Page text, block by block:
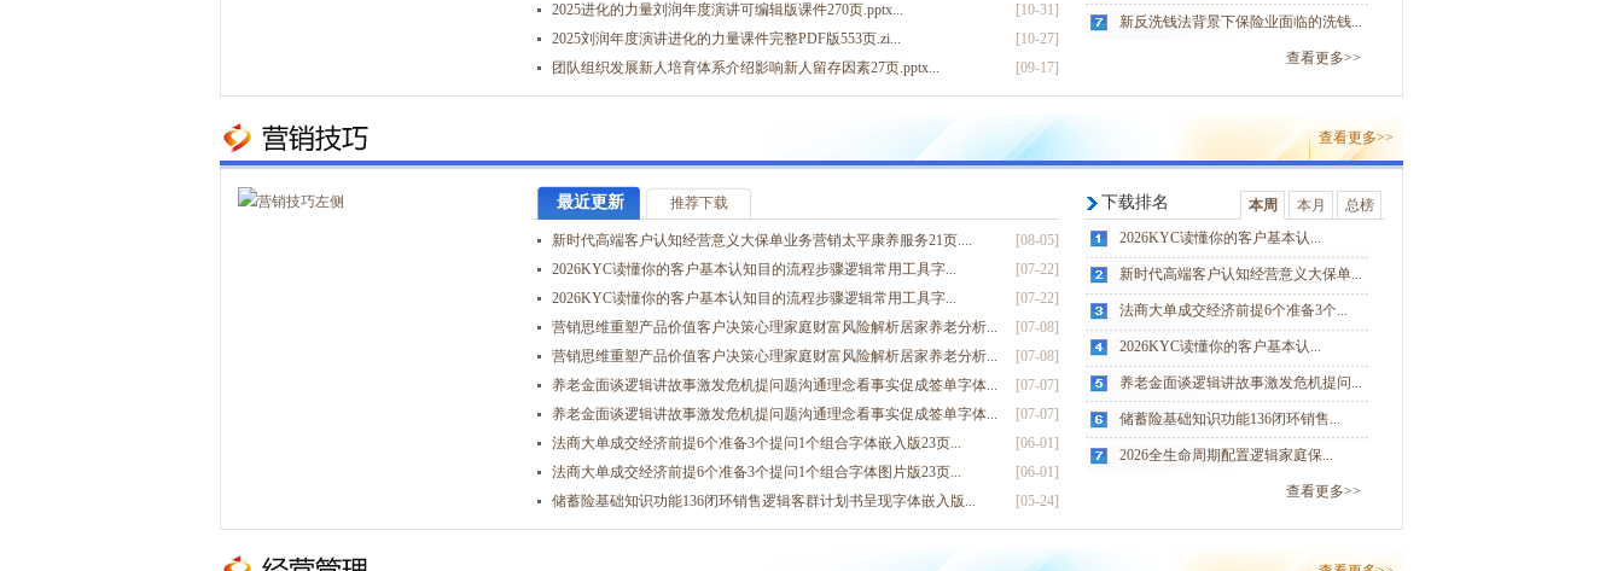
新反洗钱法背景下保险业面临的洗钱...
查看更多>>
[10-31]
2025进化的力量刘润年度演讲可编辑版课件270页.pptx...
[10-27]
2025刘润年度演讲进化的力量课件完整PDF版553页.zi...
[09-17]
团队组织发展新人培育体系介绍影响新人留存因素27页.pptx...
[02-19]
2025保险代理人新定位生存环境巨变提升专业销售力18页.p...
[08-26]
寿险双税优福利政策讲座政策解读规划含备注22页.pptx
拜访了100位客户以后终于知道你为什么不买保险了34页.pp...
[04-14]
银保投保常用规则出单流程介绍保全业务操作双录流程解析35页....
查看更多>>
下载排名 本周 本月
总榜
2026KYC读懂你的客户基本认...
新时代高端客户认知经营意义大保单...
法商大单成交经济前提6个准备3个...
2026KYC读懂你的客户基本认...
养老金面谈逻辑讲故事激发危机提问...
储蓄险基础知识功能136闭环销售...
2026全生命周期配置逻辑家庭保...
查看更多>>
最近更新 推荐下载
[08-05]
新时代高端客户认知经营意义大保单业务营销太平康养服务21页....
[07-22]
2026KYC读懂你的客户基本认知目的流程步骤逻辑常用工具字...
[07-22]
2026KYC读懂你的客户基本认知目的流程步骤逻辑常用工具字...
[07-08]
营销思维重塑产品价值客户决策心理家庭财富风险解析居家养老分析...
[07-08]
营销思维重塑产品价值客户决策心理家庭财富风险解析居家养老分析...
[07-07]
养老金面谈逻辑讲故事激发危机提问题沟通理念看事实促成签单字体...
[07-07]
养老金面谈逻辑讲故事激发危机提问题沟通理念看事实促成签单字体...
[06-01]
法商大单成交经济前提6个准备3个提问1个组合字体嵌入版23页...
[06-01]
法商大单成交经济前提6个准备3个提问1个组合字体图片版23页...
[05-24]
储蓄险基础知识功能136闭环销售逻辑客群计划书呈现字体嵌入版...